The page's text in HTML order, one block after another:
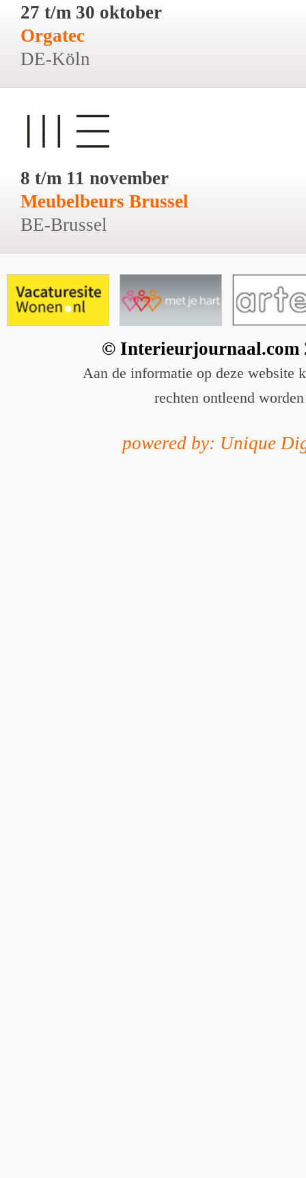
27 t/m 30 oktober
Orgatec
DE-Köln
8 t/m 11 november
Meubelbeurs Brussel
BE-Brussel
© Interieurjournaal.com
Aan de informatie op deze website
rechten ontleend worden
powered by: Unique